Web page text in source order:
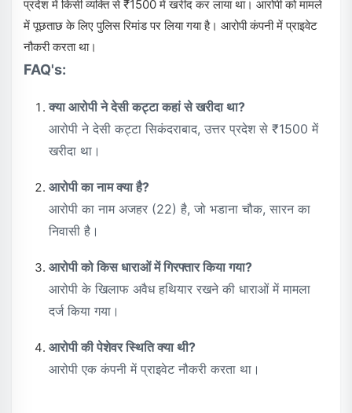
प्रदेश में किसी व्यक्ति से ₹1500 में खरीद कर लाया था। आरोपी को मामले
में पूछताछ के लिए पुलिस रिमांड पर लिया गया है। आरोपी कंपनी में प्राइवेट
नौकरी करता था।
FAQ's:
क्या आरोपी ने देसी कट्टा कहां से खरीदा था?
आरोपी ने देसी कट्टा सिकंदराबाद, उत्तर प्रदेश से ₹1500 में
खरीदा था।
आरोपी का नाम क्या है?
आरोपी का नाम अजहर (22) है, जो भडाना चौक, सारन का
निवासी है।
आरोपी को किस धाराओं में गिरफ्तार किया गया?
आरोपी के खिलाफ अवैध हथियार रखने की धाराओं में मामला
दर्ज किया गया।
आरोपी की पेशेवर स्थिति क्या थी?
आरोपी एक कंपनी में प्राइवेट नौकरी करता था।